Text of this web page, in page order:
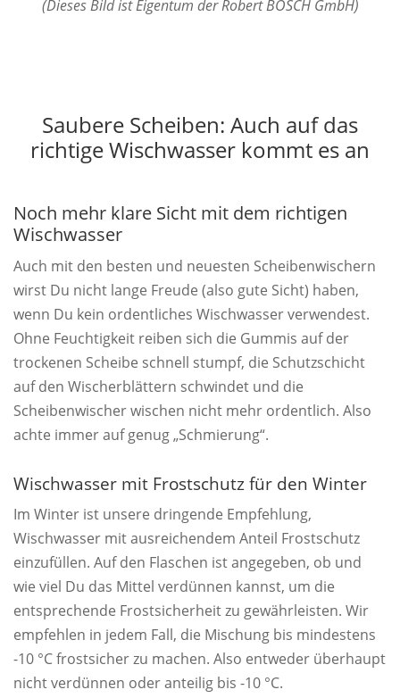
(Dieses Bild ist Eigentum der Robert BOSCH GmbH)
Saubere Scheiben: Auch auf das
richtige Wischwasser kommt es an
Noch mehr klare Sicht mit dem richtigen
Wischwasser
Auch mit den besten und neuesten Scheibenwischern
wirst Du nicht lange Freude (also gute Sicht) haben,
wenn Du kein ordentliches Wischwasser verwendest.
Ohne Feuchtigkeit reiben sich die Gummis auf der
trockenen Scheibe schnell stumpf, die Schutzschicht
auf den Wischerblättern schwindet und die
Scheibenwischer wischen nicht mehr ordentlich. Also
achte immer auf genug „Schmierung“.
Wischwasser mit Frostschutz für den Winter
Im Winter ist unsere dringende Empfehlung,
Wischwasser mit ausreichendem Anteil Frostschutz
einzufüllen. Auf den Flaschen ist angegeben, ob und
wie viel Du das Mittel verdünnen kannst, um die
entsprechende Frostsicherheit zu gewährleisten. Wir
empfehlen in jedem Fall, die Mischung bis mindestens
-10 °C frostsicher zu machen. Also entweder überhaupt
nicht verdünnen oder anteilig bis -10 °C.